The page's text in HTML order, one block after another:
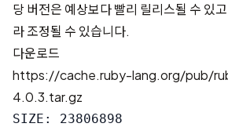
당 버전은 예상보다 빨리 릴리스될 수 있
라 조정될 수 있습니다.
다운로드
https://cache.ruby-lang.org/pub/
4.0.3.tar.gz
SIZE: 23806898